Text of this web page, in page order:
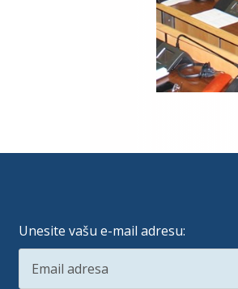
Unesite vašu e-mail adresu: